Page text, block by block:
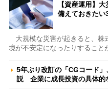
【資産運用】
備えておきた
大規模な災害が起きると、株
境が不安定になったりするこ
5年ぶり改訂の「CGコード
説 企業に成長投資の具体